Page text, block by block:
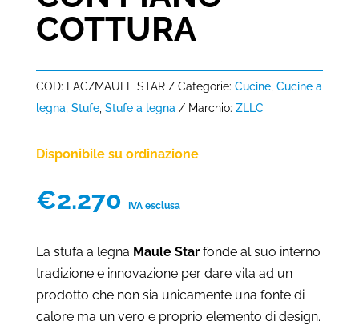
COTTURA
COD: LAC/MAULE STAR Categorie: Cucine, Cucine a
legna Stufe, Stufe a legna Marchio: ZLLC
Disponibile su ordinazione
€2.270 IVA esclusa
La stufa a legna Maule Starfonde al suo interno
tradizione e innovazione per dare vita ad un
prodotto che non sia unicamente una fonte di
calore ma un vero e proprio elemento di design.